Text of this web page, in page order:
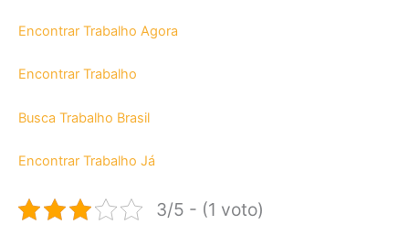
Encontrar Trabalho Agora
Encontrar Trabalho
Busca Trabalho Brasil
Encontrar Trabalho Já
3/5 - (1 voto)